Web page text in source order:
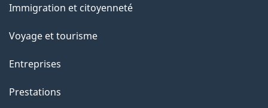
sujets
Immigration et citoyenneté
Voyage et tourisme
Entreprises
Prestations